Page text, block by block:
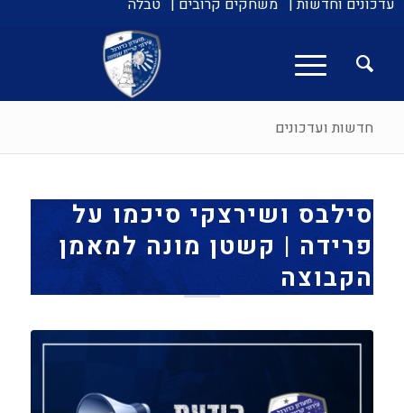
עדכונים וחדשות | משחקים קרובים | טבלה
חדשות ועדכונים
סילבס ושירצקי סיכמו על
פרידה | קשטן מונה למאמן
הקבוצה